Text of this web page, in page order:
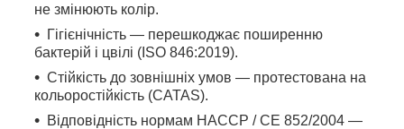
не змінюють колір.
Гігієнічність — перешкоджає поширенню
бактерій і цвілі (ISO 846:2019).
Стійкість до зовнішніх умов — протестована на
кольоростійкість (CATAS).
Відповідність нормам HACCP / CE 852/2004 —